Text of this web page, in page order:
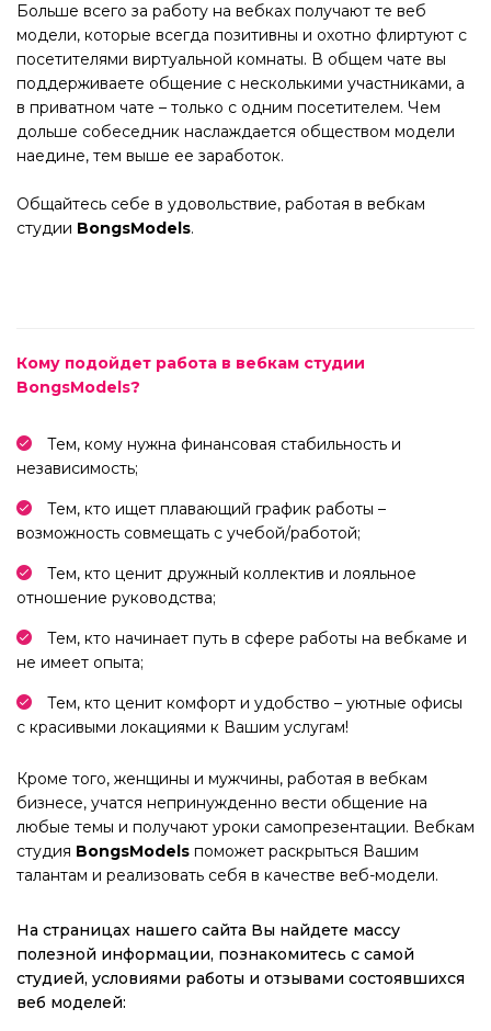
Больше всего за работу на вебках получают те веб
модели, которые всегда позитивны и охотно флиртуют с
посетителями виртуальной комнаты. В общем чате вы
поддерживаете общение с несколькими участниками, а
в приватном чате – только с одним посетителем. Чем
дольше собеседник наслаждается обществом модели
наедине, тем выше ее заработок.
Общайтесь себе в удовольствие, работая в вебкам
студии BongsModels.
Кому подойдет работа в вебкам студии
BongsModels?
Тем, кому нужна финансовая стабильность и
независимость;
Тем, кто ищет плавающий график работы –
возможность совмещать с учебой/работой;
Тем, кто ценит дружный коллектив и лояльное
отношение руководства;
Тем, кто начинает путь в сфере работы на вебкаме и
не имеет опыта;
Тем, кто ценит комфорт и удобство – уютные офисы
с красивыми локациями к Вашим услугам!
Кроме того, женщины и мужчины, работая в вебкам
бизнесе, учатся непринужденно вести общение на
любые темы и получают уроки самопрезентации. Вебкам
студия BongsModels поможет раскрыться Вашим
талантам и реализовать себя в качестве веб-модели.
На страницах нашего сайта Вы найдете массу
полезной информации, познакомитесь с самой
студией, условиями работы и отзывами состоявшихся
веб моделей: